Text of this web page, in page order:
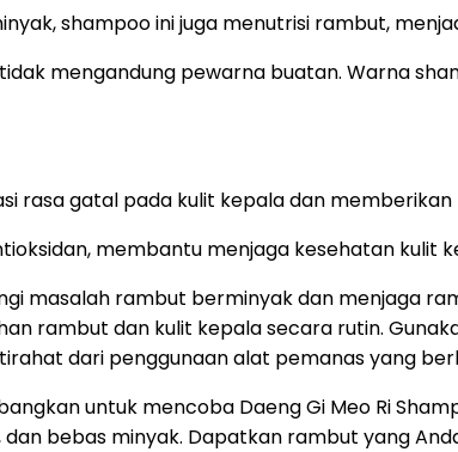
shampoo ini juga menutrisi rambut,
mengandung pewarna buatan. Warna
rasa gatal pada kulit kepala dan memberikan
membantu menjaga kesehatan kulit
masalah rambut berminyak dan menjaga
rambut dan kulit kepala secara rutin.
dari penggunaan alat pemanas yang
untuk mencoba Daeng Gi Meo Ri
bebas minyak. Dapatkan rambut yang